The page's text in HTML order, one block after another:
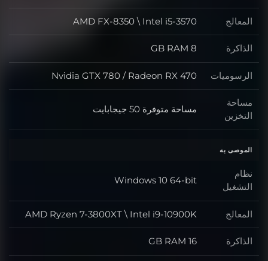
المعالج المعالج
AMD FX-8350 \ Intel i5-3570
الذاكرة الذاكرة
8 GB RAM
الرسوميات الرسوميات
Nvidia GTX 780 / Radeon RX 470
مساحة
التخزين
مساحة التخزين
مساحة متوفرة 50 جيجابايت
الموصى به
نظام
التشغيل
نظام التشغيل
Windows 10 64-bit
المعالج المعالج
AMD Ryzen 7-3800XT \ Intel i9-10900K
الذاكرة الذاكرة
16 GB RAM